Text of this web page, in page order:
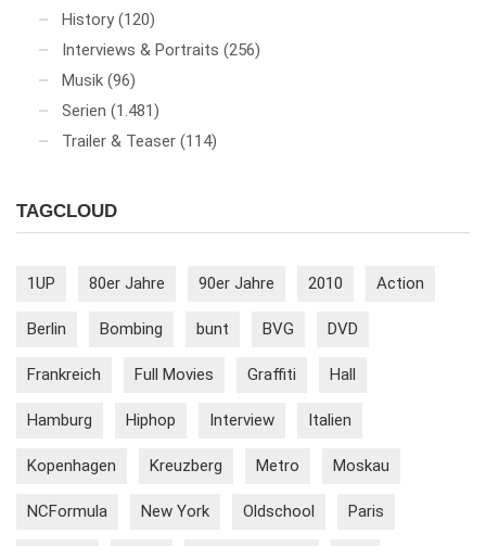
History (120)
Interviews & Portraits (256)
Musik (96)
Serien (1.481)
Trailer & Teaser (114)
TAGCLOUD
1UP 80er Jahre 90er Jahre 2010 Action
Berlin Bombing bunt BVG DVD
Frankreich Full Movies Graffiti Hall
Hamburg Hiphop Interview Italien
Kopenhagen Kreuzberg Metro Moskau
NCFormula New York Oldschool Paris